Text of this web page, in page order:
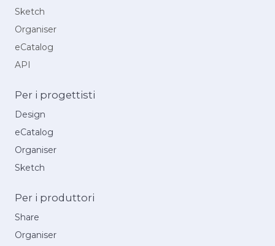
Sketch
Organiser
eCatalog
API
Per i progettisti
Design
eCatalog
Organiser
Sketch
Per i produttori
Share
Organiser